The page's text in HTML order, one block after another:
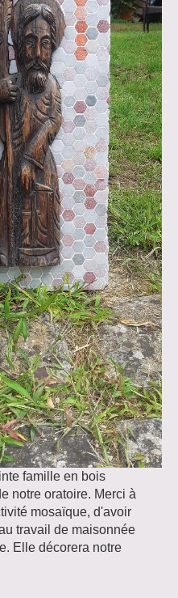
famille en bois
notre oratoire. Merci à
mosaïque, d'avoir
travail de maisonnée
Elle décorera notre